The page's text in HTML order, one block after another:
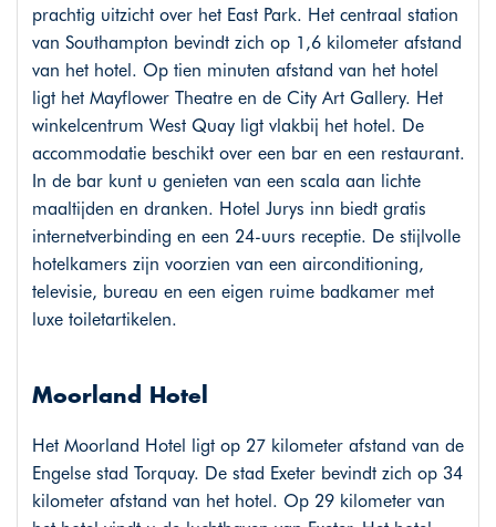
prachtig uitzicht over het East Park. Het centraal station
van Southampton bevindt zich op 1,6 kilometer afstand
van het hotel. Op tien minuten afstand van het hotel
ligt het Mayflower Theatre en de City Art Gallery. Het
winkelcentrum West Quay ligt vlakbij het hotel. De
accommodatie beschikt over een bar en een restaurant.
In de bar kunt u genieten van een scala aan lichte
maaltijden en dranken. Hotel Jurys inn biedt gratis
internetverbinding en een 24-uurs receptie. De stijlvolle
hotelkamers zijn voorzien van een airconditioning,
televisie, bureau en een eigen ruime badkamer met
luxe toiletartikelen.
Moorland Hotel
Het Moorland Hotel ligt op 27 kilometer afstand van de
Engelse stad Torquay. De stad Exeter bevindt zich op 34
kilometer afstand van het hotel. Op 29 kilometer van